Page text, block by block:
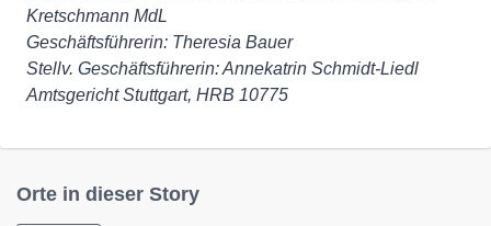
Kretschmann MdL
Stellv. Geschäftsführerin: Annekatrin Schmidt-Liedl
Amtsgericht Stuttgart, HRB 10775
Orte in dieser Story